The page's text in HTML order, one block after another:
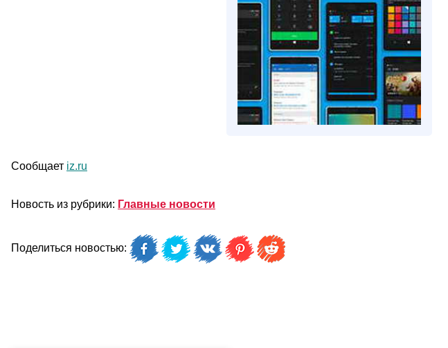
Сообщает iz.ru
Новость из рубрики: Главные новости
Поделиться новостью: